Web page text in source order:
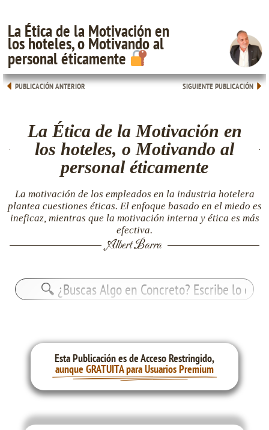
La Ética de la Motivación en
los hoteles, o Motivando al
personal éticamente
PUBLICACIÓN ANTERIOR SIGUIENTE PUBLICACIÓN
La Ética de la Motivación en
los hoteles, o Motivando al
personal éticamente
La motivación de los empleados en la industria hotelera
plantea cuestiones éticas. El enfoque basado en el miedo es
ineficaz, mientras que la motivación interna y ética es más
efectiva.
Albert Barra
Buscar:
Esta Publicación es de Acceso Restringido,
aunque GRATUITA para Usuarios Premium